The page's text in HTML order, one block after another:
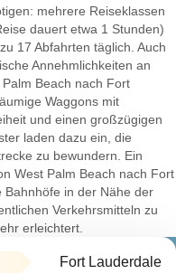
mehrere Reiseklassen
dauert etwa 1 Stunden)
17 Abfahrten täglich. Auch
Annehmlichkeiten an
Beach nach Fort
Waggons mit
und einen großzügigen
laden dazu ein, die
zu bewundern. Ein
West Palm Beach nach Fort
Bahnhöfe in der Nähe der
Verkehrsmitteln zu
erleichtert.
Fort Lauderdale